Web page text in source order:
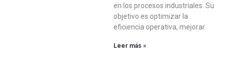
en los procesos industriales. Su
objetivo es optimizar la
eficiencia operativa, mejorar
Leer más »